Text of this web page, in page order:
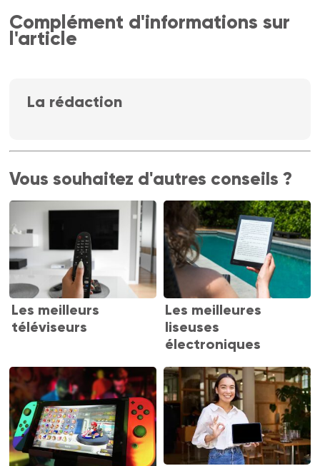
Complément d'informations sur
l'article
La rédaction
Vous souhaitez d'autres conseils ?
Les meilleurs
téléviseurs
Les meilleures
liseuses
électroniques